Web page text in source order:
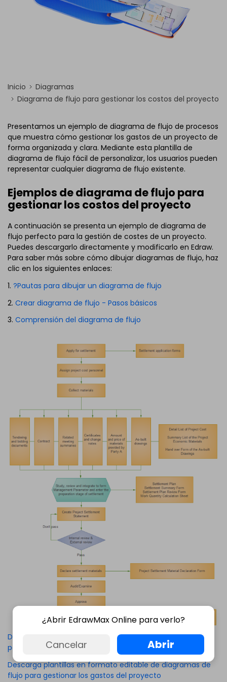
Inicio
Diagramas
Diagrama de flujo para gestionar los costos del proyecto
Presentamos un ejemplo de diagrama de flujo de procesos
que muestra cómo gestionar los gastos de un proyecto de
forma organizada y clara. Mediante esta plantilla de
diagrama de flujo fácil de personalizar, los usuarios pueden
representar cualquier diagrama de flujo existente.
Ejemplos de diagrama de flujo para
gestionar los costos del proyecto
A continuación se presenta un ejemplo de diagrama de
flujo perfecto para la gestión de costes de un proyecto.
Puedes descargarlo directamente y modificarlo en Edraw.
Para saber más sobre cómo dibujar diagramas de flujo, haz
clic en los siguientes enlaces:
1. ?Pautas para dibujar un diagrama de flujo
2. Crear diagrama de flujo - Pasos básicos
3. Comprensión del diagrama de flujo
Descarga plantillas en formato PDF de diagramas de flujo
para gestionar los gastos del proyecto
Descarga plantillas en formato editable de diagramas de
flujo para gestionar los gastos del proyecto
¿Abrir EdrawMax Online para verlo?
Cancelar Abrir